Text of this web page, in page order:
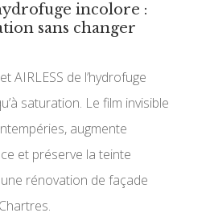
incolore :
sans changer
AIRLESS de l’hydrofuge
saturation. Le film invisible
augmente
et préserve la teinte
rénovation de façade